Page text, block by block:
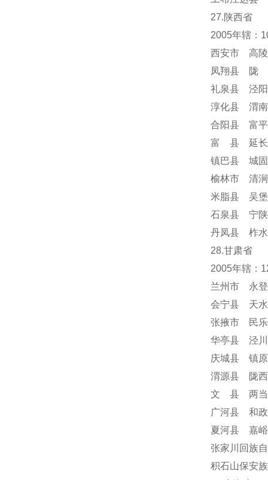
27.陕西省
2005年辖：
西安市 高
凤翔县 陇
礼泉县 泾
淳化县 渭
合阳县 富
富 县 延长
镇巴县 城
榆林市 清
米脂县 吴
石泉县 宁
丹凤县 柞
28.甘肃省
2005年辖：
兰州市 永
会宁县 天
张掖市 民
华亭县 泾
庆城县 镇
渭源县 陇
文 县 两
广河县 和
夏河县 嘉
张家川回族
积石山保安